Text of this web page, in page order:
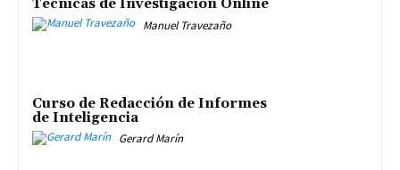
Técnicas de Investigación Online
Manuel Travezaño
Curso de Redacción de Informes
de Inteligencia
Gerard Marín